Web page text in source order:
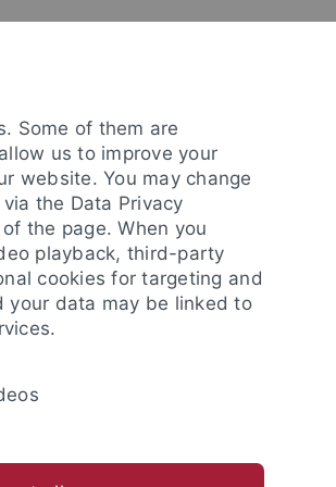
EINRICHTUNGEN
Kooperationspartner
Some of them are
us to improve your
website. You may change
the Data Privacy
the page. When you
playback, third-party
cookies for targeting and
your data may be linked to